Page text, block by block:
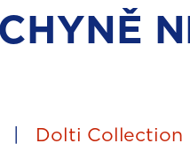
| Dolti Collection